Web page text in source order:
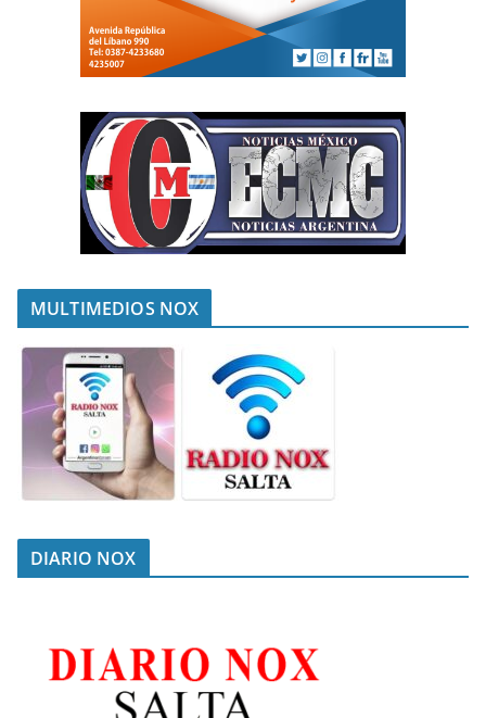
MULTIMEDIOS NOX
DIARIO NOX